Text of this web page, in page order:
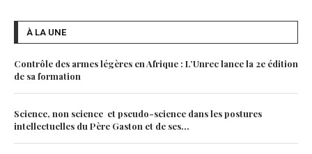
À LA UNE
Contrôle des armes légères en Afrique : L’Unrec lance la 2e édition
de sa formation
Science, non science et pseudo-science dans les postures
intellectuelles du Père Gaston et de ses...